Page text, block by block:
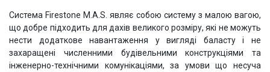
Система Firestone M.A.S. являє собою систему з малою вагою,
що добре підходить для дахів великого розміру, які не можуть
нести додаткове навантаження у вигляді баласту і не
захаращені численними будівельними конструкціями та
інженерно-технічними комунікаціями, за умови що несуча